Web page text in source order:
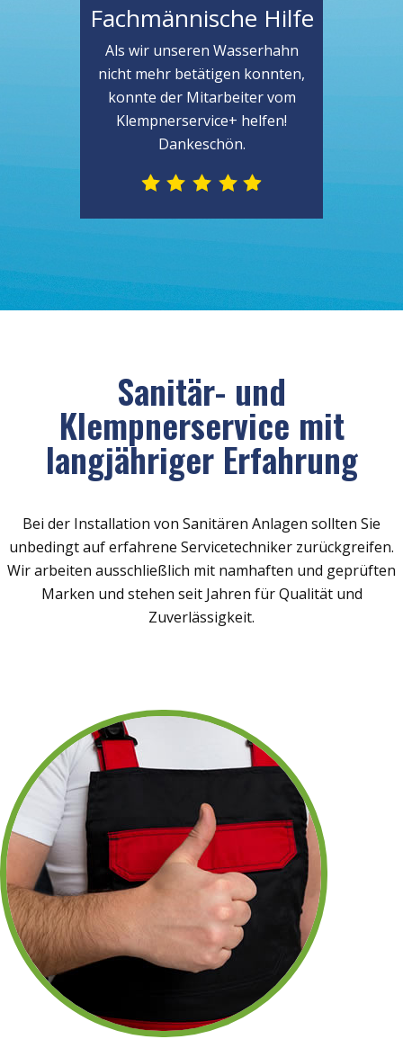
Fachmännische Hilfe
Als wir unseren Wasserhahn
nicht mehr betätigen konnten,
konnte der Mitarbeiter vom
Klempnerservice+ helfen!
Dankeschön.
Sanitär- und
Klempnerservice mit
langjähriger Erfahrung
Bei der Installation von Sanitären Anlagen sollten Sie
unbedingt auf erfahrene Servicetechniker zurückgreifen.
Wir arbeiten ausschließlich mit namhaften und geprüften
Marken und stehen seit Jahren für Qualität und
Zuverlässigkeit.